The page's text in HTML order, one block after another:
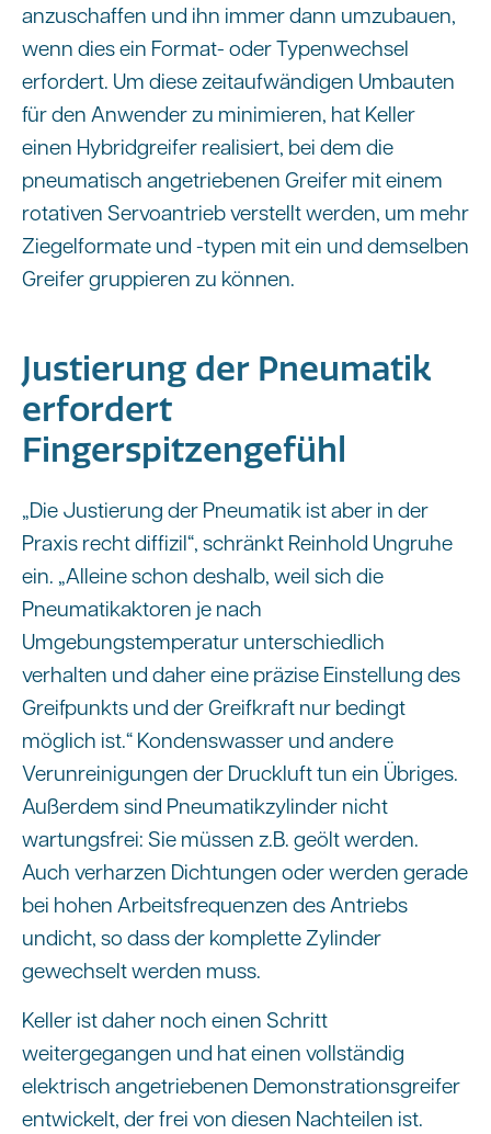
anzuschaffen und ihn immer dann umzubauen,
wenn dies ein Format- oder Typenwechsel
erfordert. Um diese zeitaufwändigen Umbauten
für den Anwender zu minimieren, hat Keller
einen Hybridgreifer realisiert, bei dem die
pneumatisch angetriebenen Greifer mit einem
rotativen Servoantrieb verstellt werden, um mehr
Ziegelformate und -typen mit ein und demselben
Greifer gruppieren zu können.
Justierung der Pneumatik
erfordert
Fingerspitzengefühl
„Die Justierung der Pneumatik ist aber in der
Praxis recht diffizil“, schränkt Reinhold Ungruhe
ein. „Alleine schon deshalb, weil sich die
Pneumatikaktoren je nach
Umgebungstemperatur unterschiedlich
verhalten und daher eine präzise Einstellung des
Greifpunkts und der Greifkraft nur bedingt
möglich ist.“ Kondenswasser und andere
Verunreinigungen der Druckluft tun ein Übriges.
Außerdem sind Pneumatikzylinder nicht
wartungsfrei: Sie müssen z.B. geölt werden.
Auch verharzen Dichtungen oder werden gerade
bei hohen Arbeitsfrequenzen des Antriebs
undicht, so dass der komplette Zylinder
gewechselt werden muss.
Keller ist daher noch einen Schritt
weitergegangen und hat einen vollständig
elektrisch angetriebenen Demonstrationsgreifer
entwickelt, der frei von diesen Nachteilen ist.